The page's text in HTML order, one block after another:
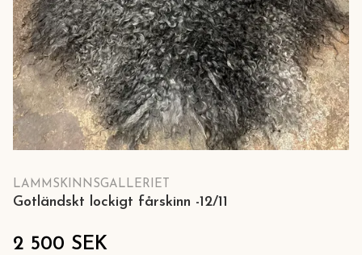
LAMMSKINNSGALLERIET
Gotländskt lockigt fårskinn -12/11
2 500 SEK